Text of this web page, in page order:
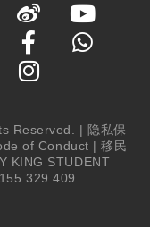
Reserved. | 隐私保
of Conduct |移民
KING STUDENT
329 409